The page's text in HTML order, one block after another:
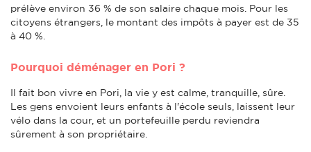
prélève environ 36 % de son salaire chaque mois. Pour les
citoyens étrangers, le montant des impôts à payer est de 35
à 40 %.
Pourquoi déménager en Pori ?
Il fait bon vivre en Pori, la vie y est calme, tranquille, sûre.
Les gens envoient leurs enfants à l'école seuls, laissent leur
vélo dans la cour, et un portefeuille perdu reviendra
sûrement à son propriétaire.